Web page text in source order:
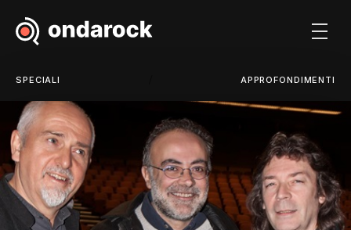
SPECIALI APPROFONDIMENTI